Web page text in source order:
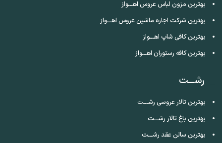
بهترین مزون لباس عروس اهـــواز
بهترین شرکت اجاره ماشین عروس اهـــواز
بهترین کافی شاپ اهـــواز
بهترین کافه رستوران اهـــواز
رشـــت
بهترین تالار عروسی رشـــت
بهترین باغ تالار رشـــت
بهترین سالن عقد رشـــت